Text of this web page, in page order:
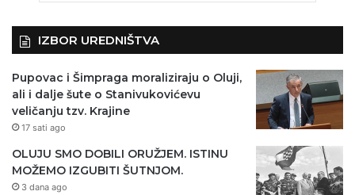
IZBOR UREDNIŠTVA
Pupovac i Šimpraga moraliziraju o Oluji,
ali i dalje šute o Stanivukovićevu
veličanju tzv. Krajine
17 sati ago
OLUJU SMO DOBILI ORUŽJEM. ISTINU
MOŽEMO IZGUBITI ŠUTNJOM.
3 dana ago